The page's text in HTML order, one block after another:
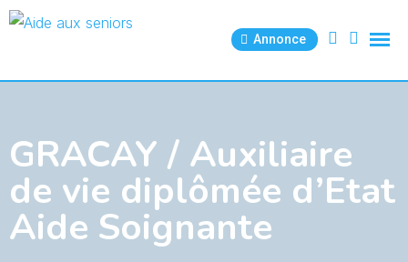
Skip
Annonce
GRACAY / Auxiliaire
de vie diplômée d’Etat
Aide Soignante